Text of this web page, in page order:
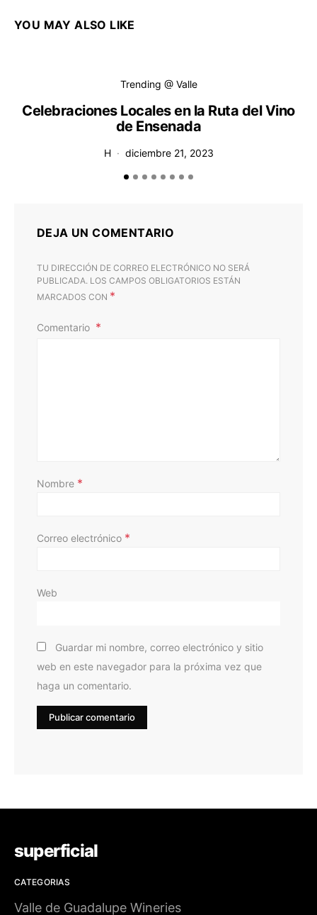
YOU MAY ALSO LIKE
Trending @ Valle
Celebraciones Locales en la Ruta del Vino
de Ensenada
H diciembre 21, 2023
DEJA UN COMENTARIO
TU DIRECCIÓN DE CORREO ELECTRÓNICO NO SERÁ
PUBLICADA. LOS CAMPOS OBLIGATORIOS ESTÁN
MARCADOS CON *
Comentario
Nombre *
Correo electrónico *
Web
Guardar mi nombre, correo electrónico y sitio
web en este navegador para la próxima vez que
haga un comentario.
superficial
CATEGORIAS
Valle de Guadalupe Wineries